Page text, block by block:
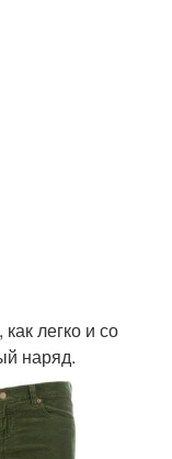
легко и со
наряд.